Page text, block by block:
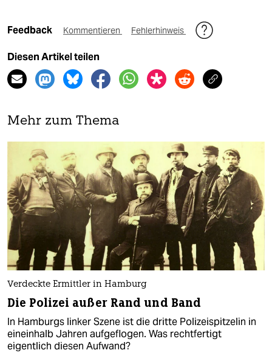
Feedback Kommentieren Fehlerhinweis
Diesen Artikel teilen
Mehr zum Thema
Verdeckte Ermittler in Hamburg
Die Polizei außer Rand und Band
In Hamburgs linker Szene ist die dritte Polizeispitzelin in
eineinhalb Jahren aufgeflogen. Was rechtfertigt
eigentlich diesen Aufwand?